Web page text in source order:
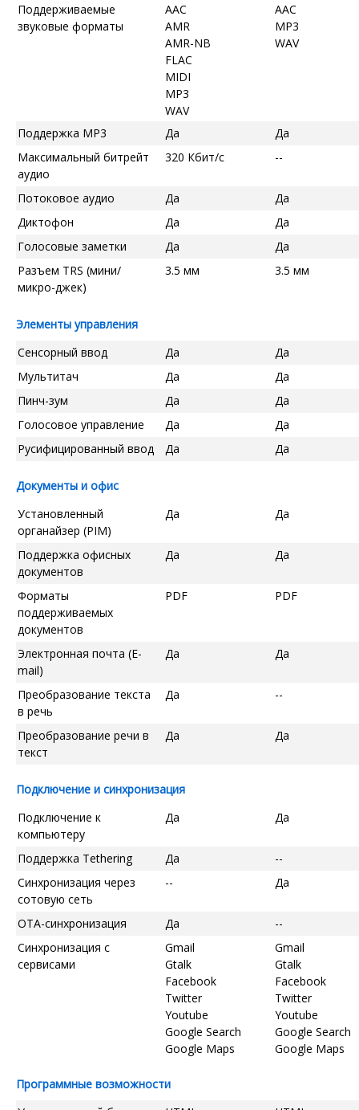
Поддерживаемые
звуковые форматы
AAC
AMR
AMR-NB
FLAC
MIDI
MP3
WAV
AAC
MP3
WAV
Поддержка MP3 Да
Да
Максимальный битрейт
аудио
320 Кбит/с --
Потоковое аудио Да
Да
Диктофон
Да
Да
Голосовые заметки
Да
Да
Разъем TRS (мини/
микро-джек)
3.5 мм 3.5 мм
Элементы управления
Сенсорный ввод
Да
Да
Мультитач
Да
Да
Пинч-зум
Да
Да
Голосовое управление
Да
Да
Русифицированный ввод
Да Да
Документы и офис
Установленный
органайзер (PIM)
Да Да
Поддержка офисных
документов
Да Да
Форматы
поддерживаемых
документов
PDF PDF
Электронная почта (E-
mail)
Да Да
Преобразование текста
в речь
Да --
Преобразование речи в
текст
Да Да
Подключение и синхронизация
Подключение к
компьютеру
Да Да
Поддержка Tethering Да
--
Синхронизация через
сотовую сеть
-- Да
OTA-синхронизация Да
--
Синхронизация с
сервисами
Gmail
Gtalk
Facebook
Twitter
Youtube
Google Search
Google Maps
Gmail
Gtalk
Facebook
Twitter
Youtube
Google Search
Google Maps
Программные возможности